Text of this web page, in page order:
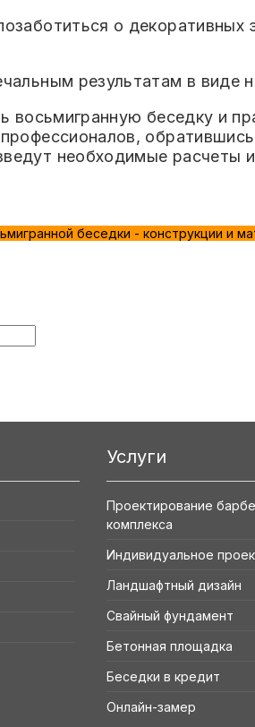
о
результатам в виде
восьмигранную беседку и
необходимые расчеты
беседки - конструкции и
Услуги
Проектирование
комплекса
Индивидуальное
Ландшафтный дизайн
Свайный фундамент
Бетонная площадка
Беседки в кредит
Онлайн-замер